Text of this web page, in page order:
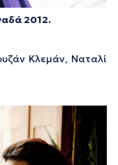
2012.
Κλεμάν, Ναταλί